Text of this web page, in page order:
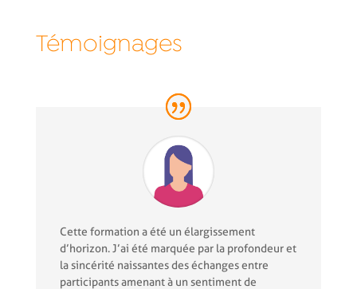
Témoignages
Cette formation a été un élargissement
d’horizon. J’ai été marquée par la profondeur et
la sincérité naissantes des échanges entre
participants amenant à un sentiment de